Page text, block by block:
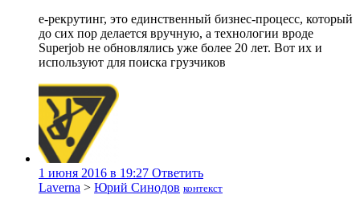
е-рекрутинг, это единственный бизнес-процесс, который
до сих пор делается вручную, а технологии вроде
Superjob не обновлялись уже более 20 лет. Вот их и
используют для поиска грузчиков
1 июня 2016 в 19:27 Ответить
Laverna > Юрий Синодов контекст